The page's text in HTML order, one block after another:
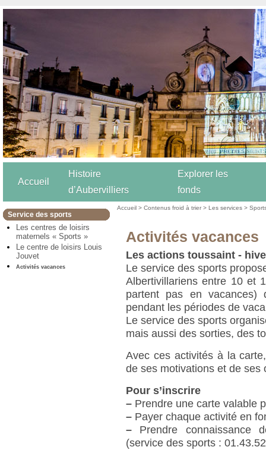
Accueil
Histoire
d’Aubervilliers
Explorer les
fonds
Service des sports
Les centres de loisirs
maternels « Sports »
Le centre de loisirs Louis
Jouvet
Activités vacances
Accueil >Contenus froid à trier >Les services >
Activités vacances
Les actions toussaint -
Le service des sports
Albertivillariens entre 10 et
partent pas en vacances)
pendant les périodes de
Le service des sports
mais aussi des sorties, des
Avec ces activités à la
de ses motivations et de ses
Pour s’inscrire
– Prendre une carte valable
– Payer chaque activité en
– Prendre connaissance
(service des sports :